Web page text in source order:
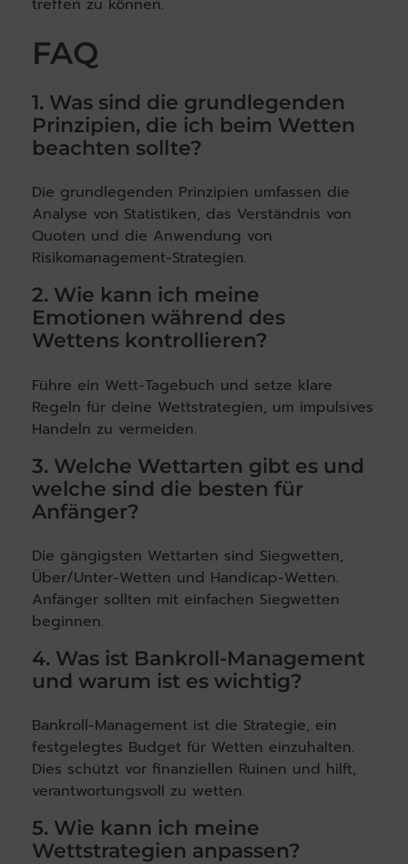
treffen zu können.
FAQ
1. Was sind die grundlegenden
Prinzipien, die ich beim Wetten
beachten sollte?
Die grundlegenden Prinzipien umfassen die
Analyse von Statistiken, das Verständnis von
Quoten und die Anwendung von
Risikomanagement-Strategien.
2. Wie kann ich meine
Emotionen während des
Wettens kontrollieren?
Führe ein Wett-Tagebuch und setze klare
Regeln für deine Wettstrategien, um impulsives
Handeln zu vermeiden.
3. Welche Wettarten gibt es und
welche sind die besten für
Anfänger?
Die gängigsten Wettarten sind Siegwetten,
Über/Unter-Wetten und Handicap-Wetten.
Anfänger sollten mit einfachen Siegwetten
beginnen.
4. Was ist Bankroll-Management
und warum ist es wichtig?
Bankroll-Management ist die Strategie, ein
festgelegtes Budget für Wetten einzuhalten.
Dies schützt vor finanziellen Ruinen und hilft,
verantwortungsvoll zu wetten.
5. Wie kann ich meine
Wettstrategien anpassen?